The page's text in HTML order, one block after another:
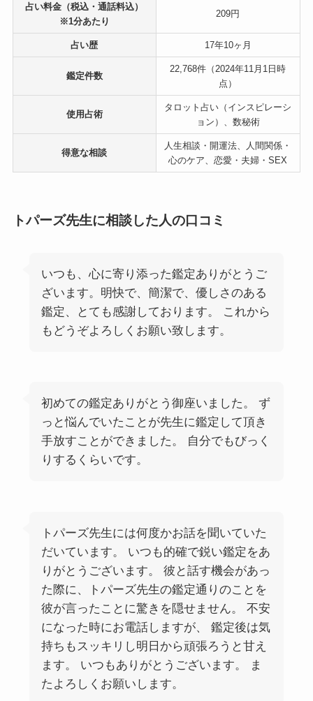
占い料金（税込・通話料込）
※1分あたり
209円
占い歴 17年10ヶ月
鑑定件数
22,768件（2024年11月1日時
点）
使用占術
タロット占い（インスピレーシ
ョン）、数秘術
得意な相談
人生相談・開運法、人間関係・
心のケア、恋愛・夫婦・SEX
トパーズ先生に相談した人の口コミ
いつも、心に寄り添った鑑定ありがとうご
ざいます。明快で、簡潔で、優しさのある
鑑定、とても感謝しております。 これから
もどうぞよろしくお願い致します。
初めての鑑定ありがとう御座いました。 ず
っと悩んでいたことが先生に鑑定して頂き
手放すことができました。 自分でもびっく
りするくらいです。
トパーズ先生には何度かお話を聞いていた
だいています。 いつも的確で鋭い鑑定をあ
りがとうございます。 彼と話す機会があっ
た際に、トパーズ先生の鑑定通りのことを
彼が言ったことに驚きを隠せません。 不安
になった時にお電話しますが、 鑑定後は気
持ちもスッキリし明日から頑張ろうと甘え
ます。 いつもありがとうございます。 ま
たよろしくお願いします。